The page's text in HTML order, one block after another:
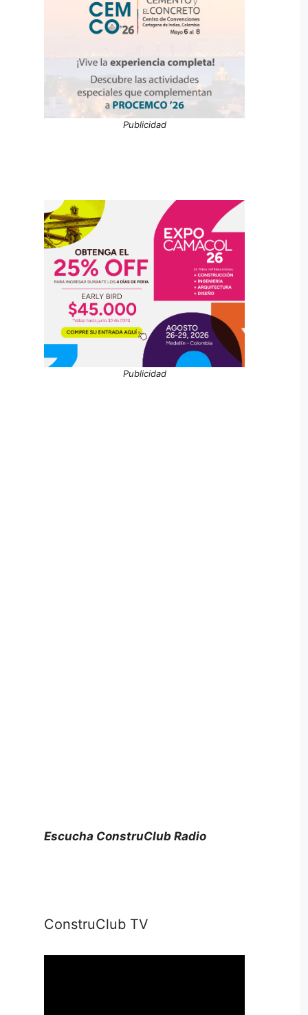
Publicidad
Publicidad
Escucha ConstruClub Radio
ConstruClub TV